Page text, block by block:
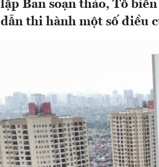
lập Ban soạn thảo, Tổ
dẫn thi hành một số điều